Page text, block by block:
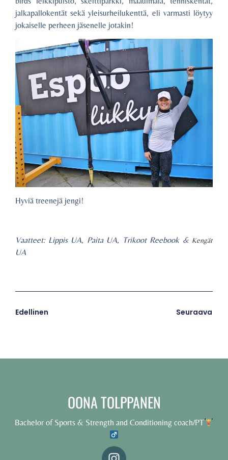
jalkapallokentät sekä yleisurheilukenttä, eli varmasti löytyy
jokaiselle perheen jäsenelle jotakin!
Hyviä treenejä jengi!
Vaatteet: Lippis UA, Paita UA, Trikoot Reebook & Kengät
UA
Edellinen Seuraava
OONA TOLPPANEN
Bachelor of Sports & Strength and Conditioning coach/PT